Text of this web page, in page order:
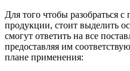
Для того чтобы разобраться
продукции, стоит выделить
смогут ответить на все
предоставляя им
плане применения: